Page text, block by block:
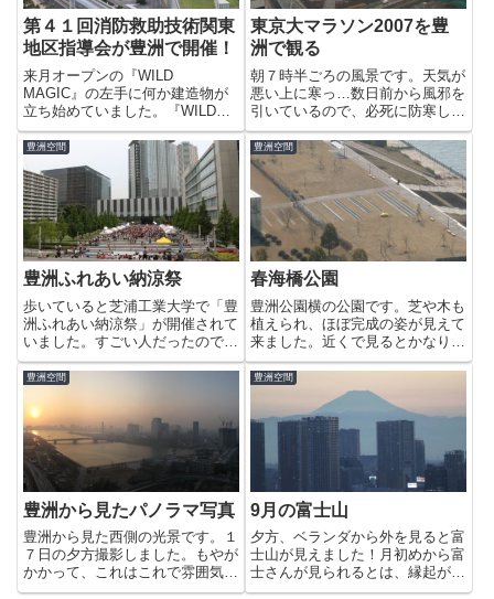
第４１回消防救助技術関東
地区指導会が豊洲で開催！
来月オープンの『WILD
MAGIC』の左手に何か建造物が
立ち始めていました。『WILD
MAGIC』の施設の一つかな〜っ
と思っていたのですがコメントに
て情報をいただきました。最近、
様々な情報をいただけるので感謝
です！第４１回消防救助技術関...
東京大マラソン2007を豊
洲で観る
朝７時半ごろの風景です。天気が
悪い上に寒っ…数日前から風邪を
引いているので、必死に防寒して
出かけました。豊洲駅のスタンプ
ラリー受付です。心配したほどの
混乱はない様子です。スタンプラ
リーの用紙をもらってから、応援
コースへ。
豊洲空間
豊洲ふれあい納涼祭
歩いていると芝浦工業大学で「豊
洲ふれあい納涼祭」が開催されて
いました。すごい人だったので通
りすぎるだけでしたが写真を見る
と豊洲ならではの光景だなぁと思
れたベロタクシーも走っていまし
た。※ 写真は、CAFE;H...
豊洲空間
春海橋公園
豊洲公園横の公園です。芝や木も
植えられ、ほぼ完成の姿が見えて
来ました。近くで見るとかなり広
い公園ですね。セキレイやムクド
リ達が芝生の上でお散歩の先取り
していました。きっとこの階段を
のぼって、「がすてなーに」に入
って行くこともで出来るように
豊洲空間
豊洲から見たパノラマ写真
豊洲から見た西側の光景です。１
７日の夕方撮影しました。もやが
かかって、これはこれで雰囲気出
てます。この日の夜は強風が吹
豊洲空間
9月の富士山
夕方、ベランダから外を見ると富
士山が見えました！月初めから富
士さんが見られるとは、縁起が良
い感じです。ニッポンレンタカー